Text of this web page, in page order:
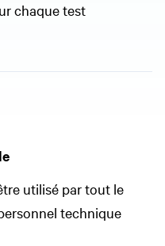
chaque test
utilisé par tout le
technique